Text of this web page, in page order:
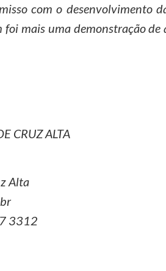
com o desenvolvimento
mais uma demonstração
CRUZ ALTA
Alta
3312